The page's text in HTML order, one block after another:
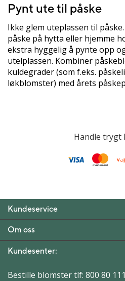
Pynt ute til påske
Ikke glem uteplassen til
påske på hytta eller hjemme
ekstra hyggelig å pynte opp
utelplassen. Kombiner
kuldegrader (som f.eks.
løkblomster) med årets
Handle trygt
Kundeservice
Om oss
Kundesenter:
Bestille blomster tlf: 800 80 111